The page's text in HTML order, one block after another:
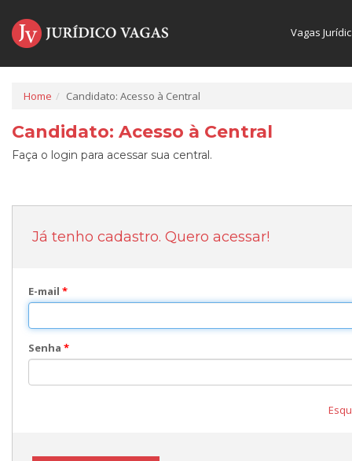
Vagas
Home Candidato: Acesso à Central
Candidato: Acesso à Central
Faça o login para acessar sua central.
Já tenho cadastro. Quero acessar!
E-mail *
Senha *